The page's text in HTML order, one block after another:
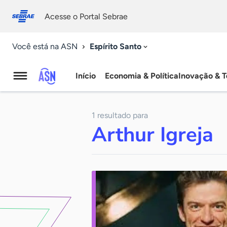
conosco
Acesse o Portal Sebrae
Você está na ASN Espírito Santo
Agência
Notícias
Início Economia & PolíticaInovação &
1 resultado para
Arthur Igreja